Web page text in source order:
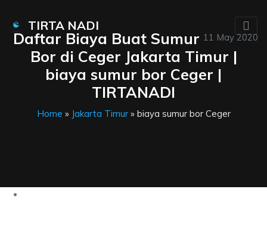
TIRTA NADI
11 May 2020
Daftar Biaya Buat Sumur
Bor di Ceger Jakarta Timur |
biaya sumur bor Ceger |
TIRTANADI
Home » Jakarta Timur» biaya sumur bor Ceger